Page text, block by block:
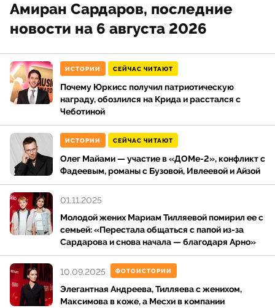
Детство и родители
Амиран Ширинович Сардаров родился 19 августа
1986 года в Москве. По его собственным рассказам,
раннее детство прошло в сложной семейной
обстановке. В первые годы жизни он вместе с
матерью переехал в Грузию, где проживал до
школьного возраста. С отцом, по публично
озвученным сведениям, отношения не
поддерживались. Происхождение семьи связывают
с курдской диаспорой, проживавшей на территории
Грузии. Детство Сардарова прошло без стабильных
бытовых условий, что он позднее неоднократно
называл фактором, повлиявшим на его характер и
стремление к самостоятельности. Интерес к
творчеству и публичному самовыражению
проявился в подростковом возрасте, параллельно с
ранними попытками заработка.
Образование
Амиран Сардаров, последние
новости на 6 августа 2026
ИСТОРИИ СЕЙЧАС ЧИТАЮТ
Почему Юркисс получил патриотическую
награду, обозлился на Крида и расстался с
Чеботиной
ИСТОРИИ СЕЙЧАС ЧИТАЮТ
Олег Майами — участие в «ДОМе-2», конфликт с
Фадеевым, романы с Бузовой, Ивлеевой и Айзой
Молодой жених Мариам Тилляевой помирил ее с
семьей: «Перестала общаться с папой из-за
Сардарова и снова начала — благодаря Арно»
01.11.2025
ФОТОИСТОРИИ
Элегантная Андреева, Тилляева с женихом,
Максимова в коже, а Месхи в компании
10.09.2025